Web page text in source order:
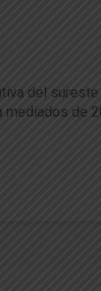
del
de